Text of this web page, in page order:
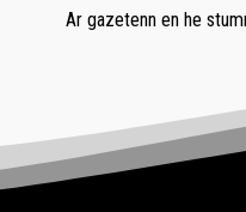
Ar gazetenn en he